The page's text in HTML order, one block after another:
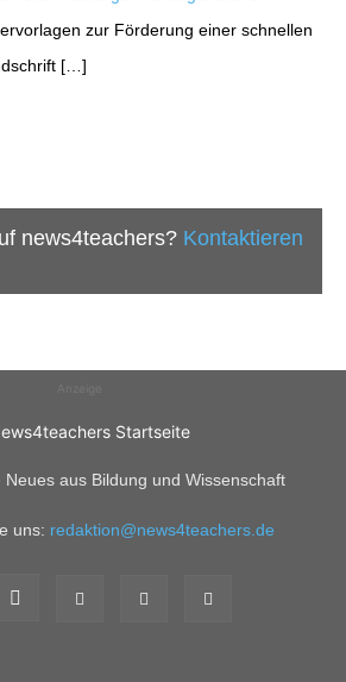
zur Förderung einer schnellen
[…]
news4teachers? Kontaktieren
Neues aus Bildung und Wissenschaft
uns: redaktion@news4teachers.de